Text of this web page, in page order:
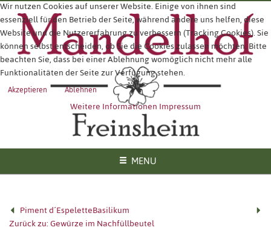
MENU
Piment d´EspeletteBasilikum
Zurück zu: Gewürze im Nachfüllbeutel
Wir nutzen Cookies auf unserer Website. Einige von ihnen sind
essenziell für den Betrieb der Seite, während andere uns helfen, diese
Website und die Nutzererfahrung zu verbessern (Tracking Cookies). Sie
können selbst entscheiden, ob Sie die Cookies zulassen möchten. Bitte
beachten Sie, dass bei einer Ablehnung womöglich nicht mehr alle
Funktionalitäten der Seite zur Verfügung stehen.
Akzeptieren Ablehnen
Weitere InformationenImpressum